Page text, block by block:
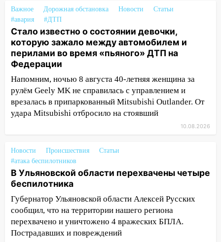
11:29
Сергей Клопков назначен
начальником управления
административно-технического
контроля администрации Ульяновска
11:12 В Ульяновской области в огне
погиб один человек
11:05 12 человек погибли и 39 получили
ранения после атаки беспилотников на
Нижнекамск
10:15
Соцсети: мотоциклист врезался в
«Калину» в Новом городе
10:11 Во время атаки беспилотников в
Нижнекамске погибли люди: в
республике объявили траур
10:06 За выходные выпало больше
месячной нормы осадков и упало 111
Важное Дорожная обстановка Новости
Статьи
#авария
#ДТП
Стало известно о состоянии девочки,
которую зажало между автомобилем и
перилами во время «пьяного» ДТП на
Федерации
Напомним, ночью 8 августа 40-летняя женщина за
рулём Geely MK не справилась с управлением и
врезалась в припаркованный Mitsubishi Outlander. От
удара Mitsubishi отбросило на стоявший
10.08.2026
Новости Происшествия
Статьи
#атака беспилотников
В Ульяновской области перехвачены четыре
беспилотника
Губернатор Ульяновской области Алексей Русских
сообщил, что на территории нашего региона
перехвачено и уничтожено 4 вражеских БПЛА.
Пострадавших и повреждений